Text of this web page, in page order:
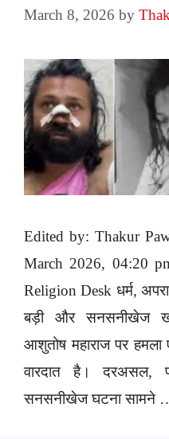
March 8, 2026 by
Edited by: Thakur
March 2026, 04:20
Religion Desk धर्म,
बड़ी और सनसनीखेज
आशुतोष महाराज पर
वारदात है। दरअसल,
सनसनीखेज घटना सामने